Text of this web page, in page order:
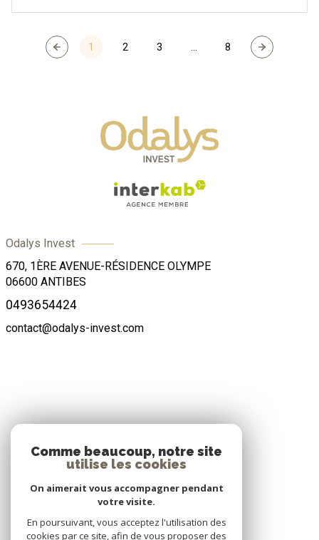
1 2 3 8
Odalys Invest
670, 1ÈRE AVENUE-RÉSIDENCE OLYMPE
06600 ANTIBES
0493654424
contact@odalys-invest.com
Nous adhérons
Comme beaucoup, notre site
utilise les cookies
On aimerait vous accompagner pendant
votre visite.
En poursuivant, vous acceptez l'utilisation des
cookies par ce site, afin de vous proposer des